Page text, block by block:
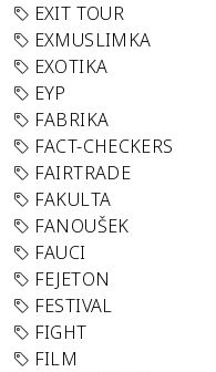
EXIT TOUR
EXMUSLIMKA
EXOTIKA
EYP
FABRIKA
FACT-CHECKERS
FAIRTRADE
FAKULTA
FANOUŠEK
FAUCI
FEJETON
FESTIVAL
FIGHT
FILM